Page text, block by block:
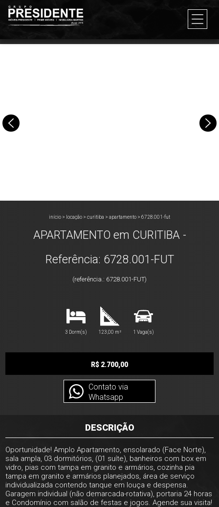
início > locação > curitiba > apartamento > 6728.001-fut
APARTAMENTO em CURITIBA -
Referência: 6728.001-FUT
(referência.: 6728.001-FUT)
3 Dorm(s) 123,00 m² 1 Vaga(s)
R$ 2.700,00
Contato via
Whatsapp
DESCRIÇÃO
Oportunidade! Amplo Apartamento, ensolarado (Face Norte),
sala ampla, 03 dormitórios, (01 suíte), banheiros com box em
vidro, pias com tampa em granito e armários, cozinha pia
tampa em granito e armários planejados, área de serviço
individualizada contendo tanque em louça e despensa.
Garagem individual (não demarcada-rotativa), portaria 24 horas
e Condomínio com salão de festas e jogos. Agende sua visita!